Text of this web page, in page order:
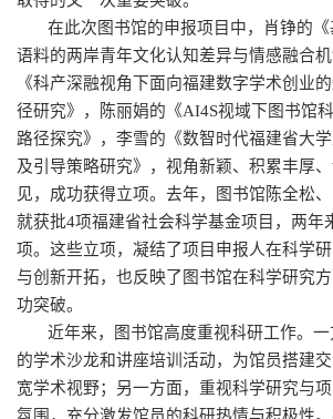
在此次图书馆的申报项目中，肖铮的《
语料的两岸青年文化认知差异与情感融合
《科产深融视角下面向福建数字学术创业
径研究》，陈丽娟的《AI4S视域下图书馆
路径探究》，李雪的《数智时代福建省大
及引导策略研究》，视角新颖、积累丰厚
见，成功获得立项。去年，图书馆陈全松
就获批4项福建省社会科学基金项目，两年
项。这些立项，凝结了项目申报人在科学
与创新开拓，也反映了图书馆在科学研究
功突破。
近年来，图书馆高度重视科研工作。一
的学术沙龙和讲座培训活动，为馆员搭建
宽学术视野；另一方面，重视科学研究与
氛围，充分激发馆员的科研热情与积极性